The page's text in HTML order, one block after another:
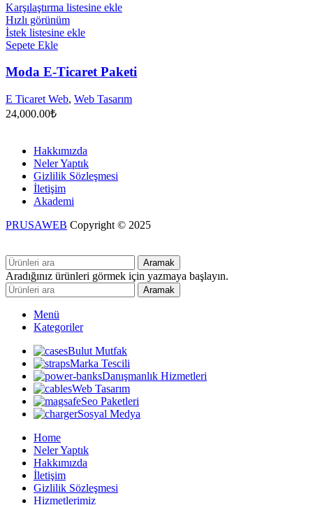
Karşılaştırma listesine ekle
Hızlı görünüm
İstek listesine ekle
Sepete Ekle
Moda E-Ticaret Paketi
E Ticaret Web, Web Tasarım
24,000.00₺
Hakkımızda
Neler Yaptık
Gizlilik Sözleşmesi
İletişim
Akademi
PRUSAWEB Copyright © 2025
Aramak
Aradığınız ürünleri görmek için yazmaya başlayın.
Aramak
Menü
Kategoriler
Bulut Mutfak
Marka Tescili
Danışmanlık Hizmetleri
Web Tasarım
Seo Paketleri
Sosyal Medya
Home
Neler Yaptık
Hakkımızda
İletişim
Gizlilik Sözleşmesi
Hizmetlerimiz